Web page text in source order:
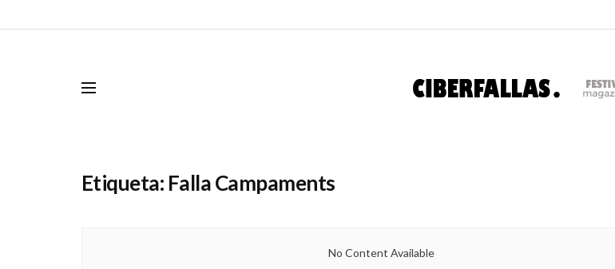
Etiqueta: Falla Campaments
No Content Available